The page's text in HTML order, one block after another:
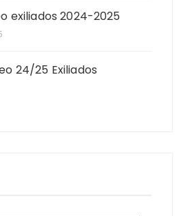
exiliados 2024-2025
24/25 Exiliados